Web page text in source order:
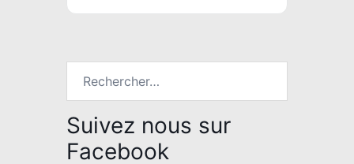
Suivez nous sur
Facebook